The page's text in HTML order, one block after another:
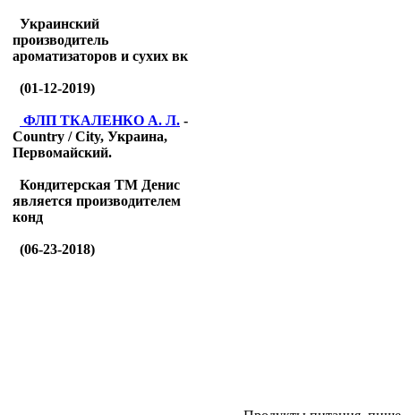
Украинский
производитель
ароматизаторов и сухих вк
(01-12-2019)
ФЛП ТКАЛЕНКО А. Л. -
Country / City, Украина,
Первомайский.
Кондитерская ТМ Денис
является производителем
конд
(06-23-2018)